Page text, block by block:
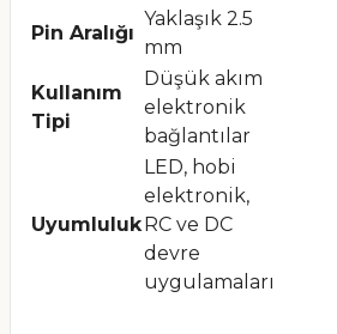
Pin Aralığı
Yaklaşık 2.5
mm
Kullanım
Tipi
Düşük akım
elektronik
bağlantılar
Uyumluluk
LED, hobi
elektronik,
RC ve DC
devre
uygulamaları